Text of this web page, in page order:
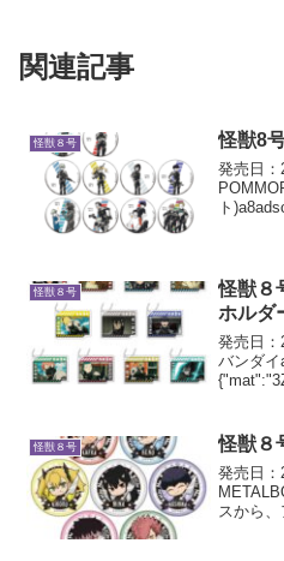
関連記事
怪獣８号 怪獣8
発売日：
ト
怪獣８号
怪獣８
ホルダ
発売日：
バンダイ
怪獣８号 怪獣８
発売日
スから